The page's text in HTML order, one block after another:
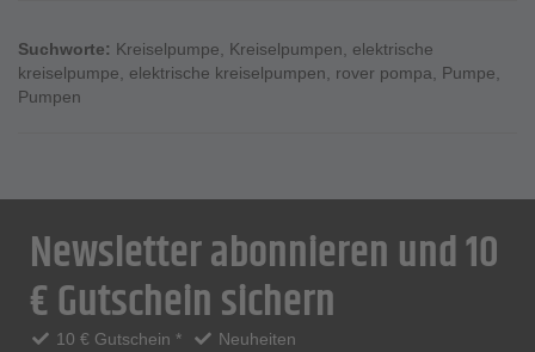
Suchworte: Kreiselpumpe, Kreiselpumpen, elektrische
kreiselpumpe, elektrische kreiselpumpen, rover pompa, Pumpe,
Pumpen
Newsletter abonnieren und 10
€ Gutschein sichern
10 € Gutschein *
Neuheiten